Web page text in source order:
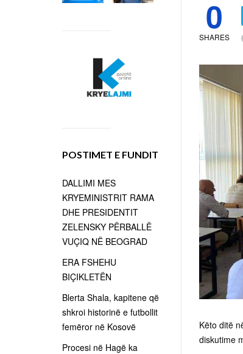
0
SHARES
Këto ditë
diskutime
POSTIMET E FUNDIT
DALLIMI MES
KRYEMINISTRIT RAMA
DHE PRESIDENTIT
ZELENSKY PËRBALLË
VUÇIQ NË BEOGRAD
ERA FSHEHU
BIÇIKLETËN
Blerta Shala, kapitene që
shkroi historinë e futbollit
femëror në Kosovë
Procesi në Hagë ka